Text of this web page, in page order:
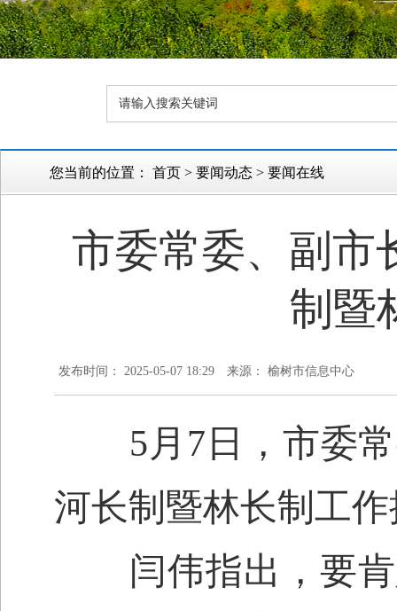
您当前的位置： 首页 > 要闻动态 > 要闻在线
市委常委、副市
制暨
发布时间： 2025-05-07 18:29 来源： 榆树市信息中心
5月7日，市委常
河长制暨林长制工
闫伟指出，要肯